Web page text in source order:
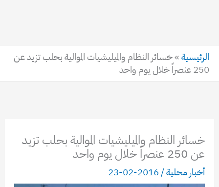
الرئيسية»خسائر النظام والميليشيات الموالية بحلب تزيد عن
250 عنصراً خلال يوم واحد
خسائر النظام والميليشيات الموالية بحلب تزيد
عن 250 عنصراً خلال يوم واحد
أخبار محلية/
2016-02-23